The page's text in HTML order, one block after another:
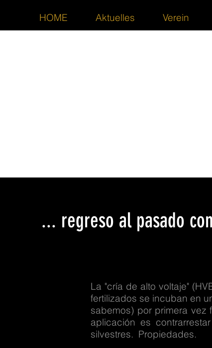
HOME Aktuelles Verein
... regreso al pasado
La "cría de alto voltaje"
fertilizados se incuban en
sabemos) por primera
aplicación es
silvestres. Propiedades.